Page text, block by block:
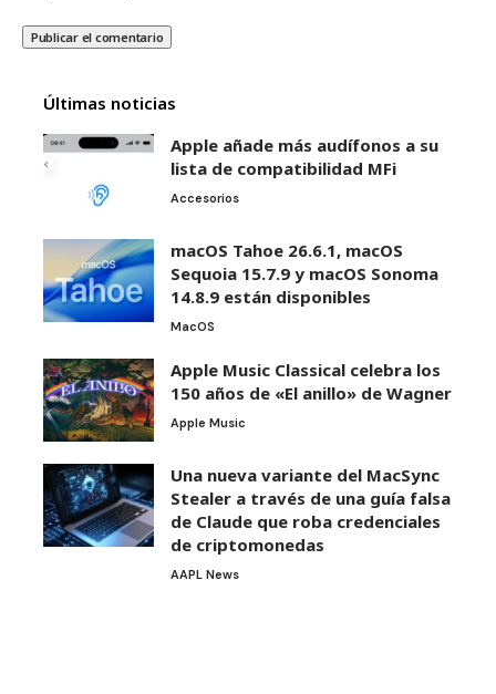
Últimas noticias
Apple añade más audífonos a su
lista de compatibilidad MFi
Accesorios
macOS Tahoe 26.6.1, macOS
Sequoia 15.7.9 y macOS Sonoma
14.8.9 están disponibles
MacOS
Apple Music Classical celebra los
150 años de «El anillo» de Wagner
Apple Music
Una nueva variante del MacSync
Stealer a través de una guía falsa
de Claude que roba credenciales
de criptomonedas
AAPL News